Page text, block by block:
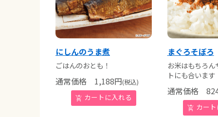
にしんのうま煮
ごはんのおとも！
通常価格 1,188円(税込)
まぐろそぼろ
お米はもちろん
トにも合います
通常価格